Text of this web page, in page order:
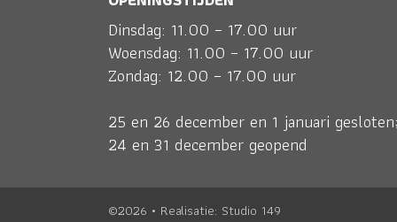
Dinsdag: 11.00 – 17.00 uur
Woensdag: 11.00 – 17.00 uur
Zondag: 12.00 – 17.00 uur
25 en 26 december en 1 januari
24 en 31 december geopend
©2026 • Realisatie: Studio 149